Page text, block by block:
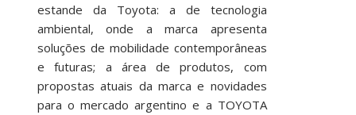
estande da Toyota: a de tecnologia
ambiental, onde a marca apresenta
soluções de mobilidade contemporâneas
e futuras; a área de produtos, com
propostas atuais da marca e novidades
para o mercado argentino e a TOYOTA